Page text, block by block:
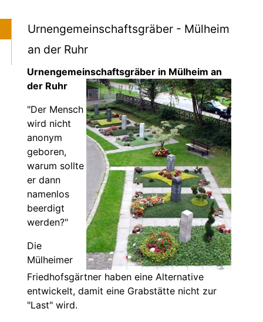
Urnengemeinschaftsgräber - Mülheim
an der Ruhr
Urnengemeinschaftsgräber in Mülheim an
der Ruhr
"Der Mensch
wird nicht
anonym
geboren,
warum sollte
er dann
namenlos
beerdigt
werden?"
Die
Mülheimer
Friedhofsgärtner haben eine Alternative
entwickelt, damit eine Grabstätte nicht zur
"Last" wird.